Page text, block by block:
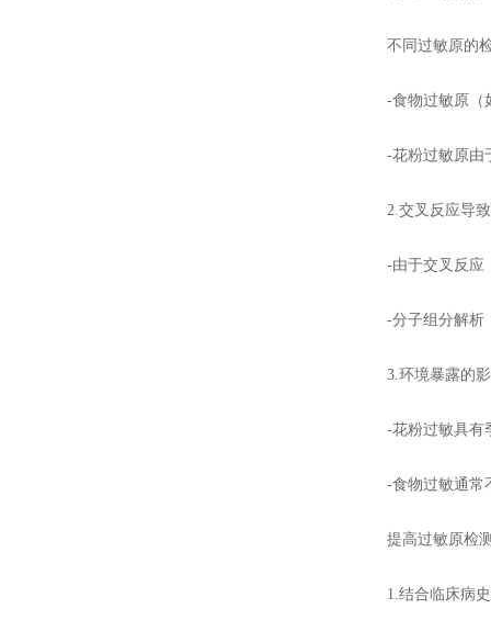
不同过敏原的检
-食物过敏原（如
-花粉过敏原由于
2.交叉反应导致
-由于交叉反应，
-分子组分解析（
3.环境暴露的影
-花粉过敏具有季
-食物过敏通常不
提高过敏原检测
1.结合临床病史